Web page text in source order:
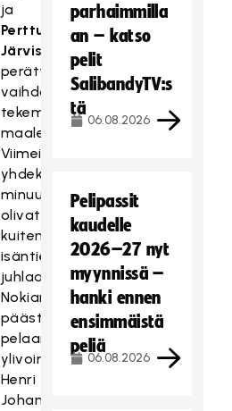
ja
Perttu
Järvisen
perättäisissä
vaihdoissa
tekemillä
maaleilla.
Viimeiset
yhdeksän
minuuttia
olivat
kuitenkin
isäntien
juhlaa.
Nokian
päästessä
pelaamaan
ylivoimalla
Henri
Johansson
parhaimmilla
an – katso
pelit
SalibandyTV:s
tä
06.08.2026
Pelipassit
kaudelle
2026–27 nyt
myynnissä –
hanki ennen
ensimmäistä
peliä
06.08.2026